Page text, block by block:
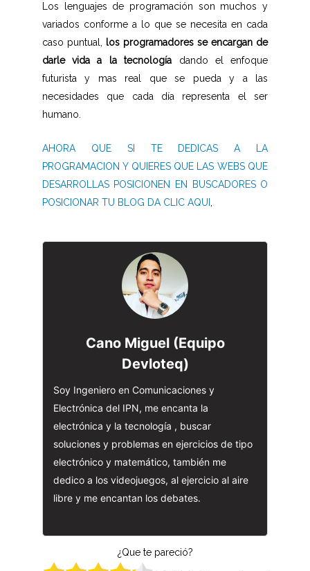
Los lenguajes de programación son muchos y
variados conforme a lo que se necesita en cada
caso puntual, los programadores se encargan de
darle vida a la tecnología dando el enfoque
futurista y mas real que se pueda y a las
necesidades que cada día representa el ser
humano.
AHORA QUE SI TE DEDICAS A LA
PROGRAMACION Y QUIERES QUE LAS WEBS QUE
DESARROLLAS POSICIONEN EN BUSCADORES O
POSICIONAR TU BLOG DA CLIC AQUI
Cano Miguel (Equipo
Devloteq)
Soy Ingeniero en Comunicaciones y
Electrónica del IPN, me encanta la
electrónica y la tecnología , buscar
soluciones y problemas en ejercicios de tipo
electrónico y matemático, también me
dedico a los videojuegos, al ejercicio al aire
libre y me encantan los debates.
¿Que te pareció?